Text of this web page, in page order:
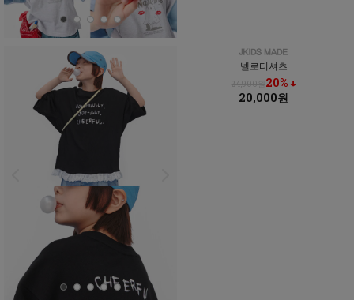
넬로티셔츠
24,900원 20% ↓
20,000원